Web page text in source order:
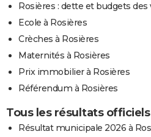
Rosières : dette et budgets des
Ecole à Rosières
Crèches à Rosières
Maternités à Rosières
Prix immobilier à Rosières
Référendum à Rosières
Tous les résultats
Résultat municipale 2026 à